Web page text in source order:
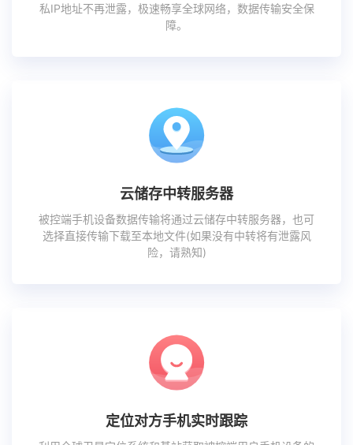
私IP地址不再泄露，极速畅享全球网络，数据传输安全保
障。
云储存中转服务器
被控端手机设备数据传输将通过云储存中转服务器，也可
选择直接传输下载至本地文件(如果没有中转将有泄露风
险，请熟知)
定位对方手机实时跟踪